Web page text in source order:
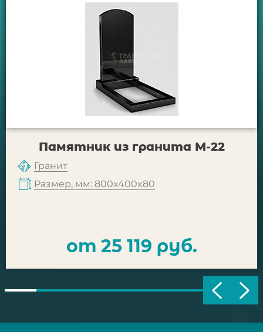
Памятник из гранита М-22
Гранит
Размер, мм: 800x400x80
от 25 119 руб.